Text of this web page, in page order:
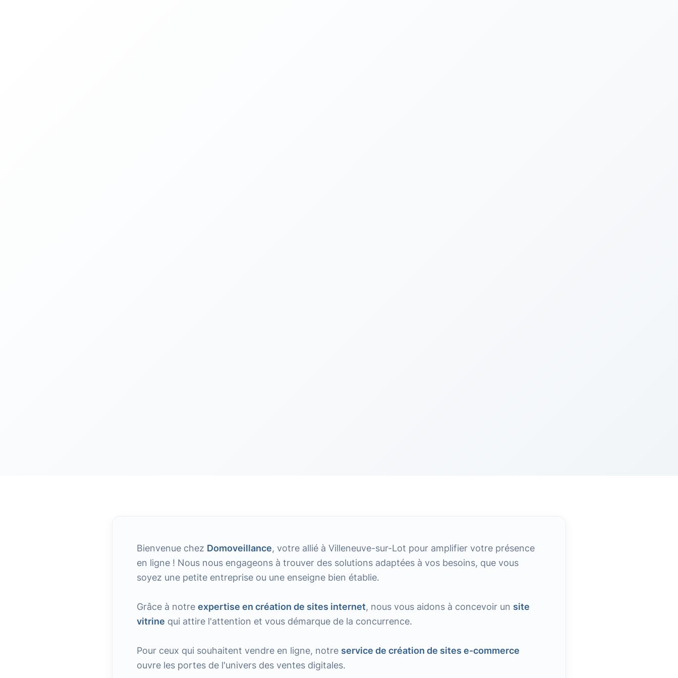
Bienvenue chez Domoveillance, votre allié à Villeneuve-sur-Lot pour amplifier votre présence
en ligne ! Nous nous engageons à trouver des solutions adaptées à vos besoins, que vous
soyez une petite entreprise ou une enseigne bien établie.
Grâce à notre expertise en création de sites internet, nous vous aidons à concevoir un site
vitrine qui attire l'attention et vous démarque de la concurrence.
Pour ceux qui souhaitent vendre en ligne, notre service de création de sites e-commerce
ouvre les portes de l'univers des ventes digitales.